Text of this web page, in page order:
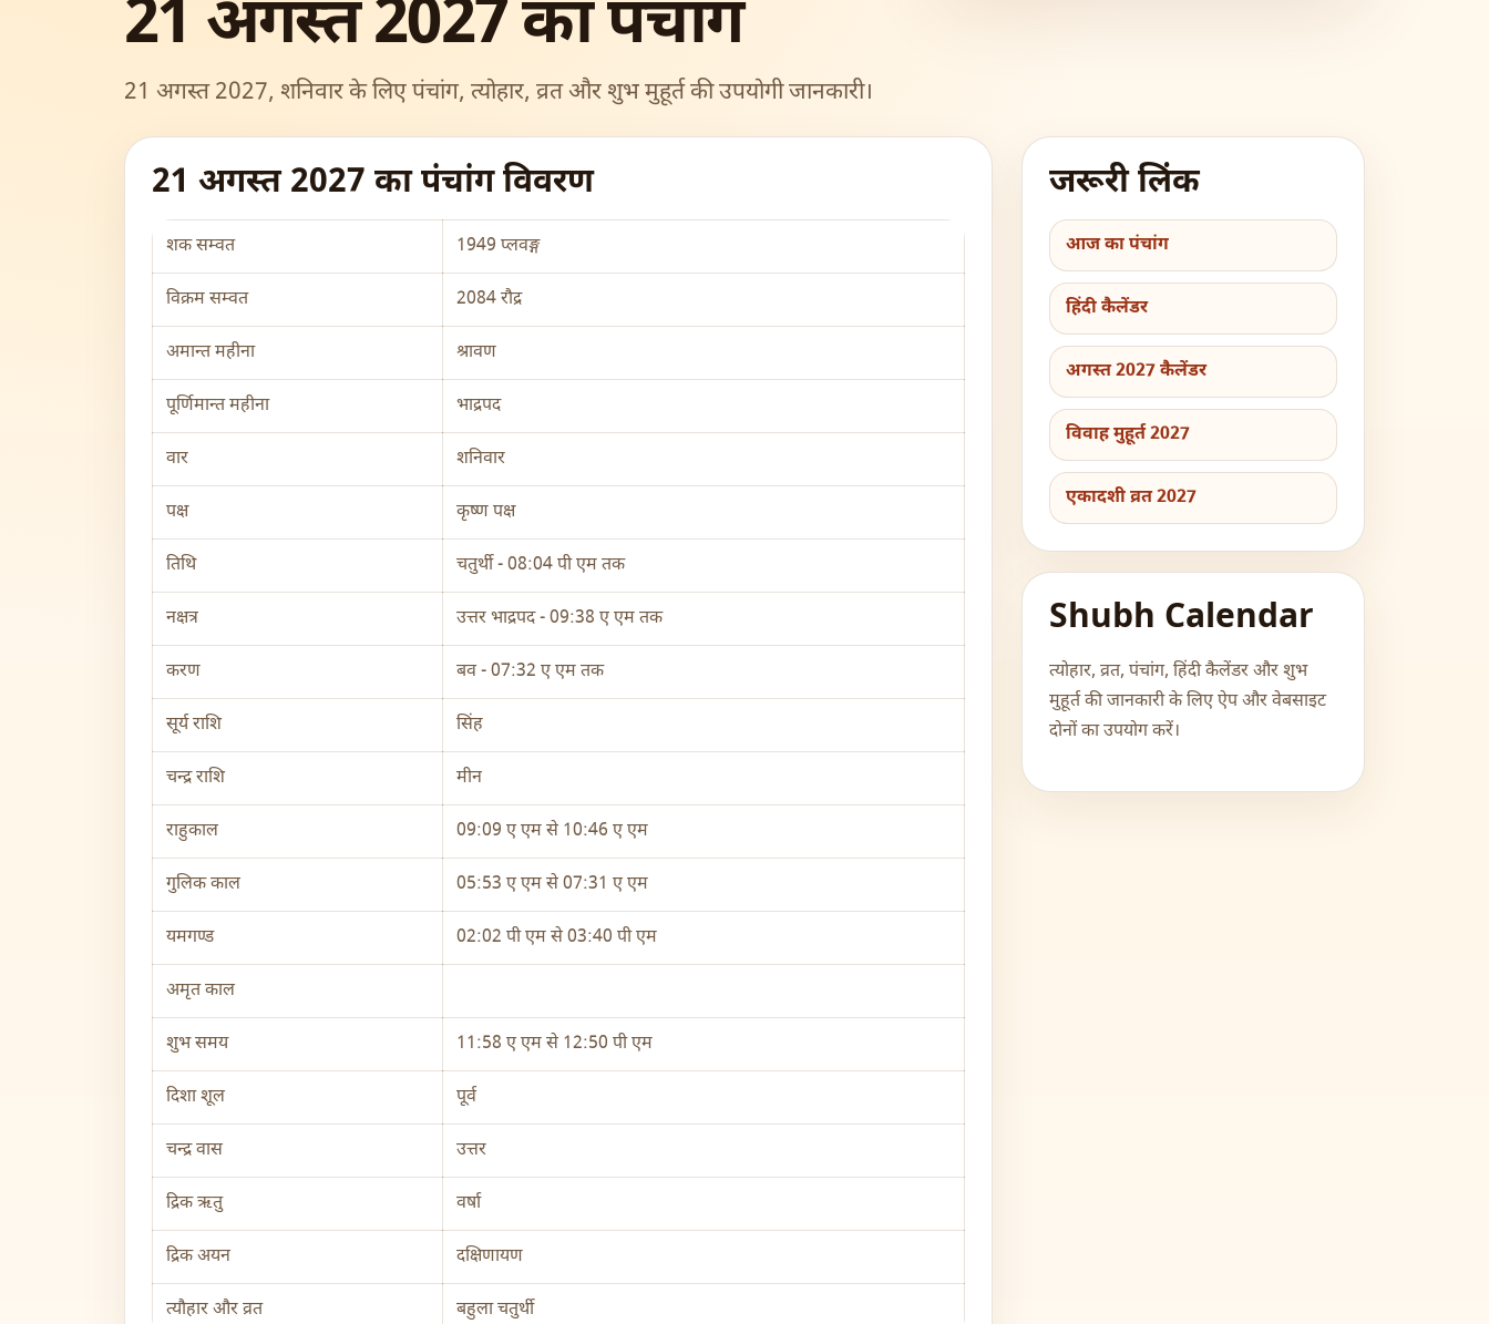
21 अगस्त 2027 का पंचांग
21 अगस्त 2027, शनिवार के लिए पंचांग, त्योहार, व्रत और शुभ मुहूर्त की उपयोगी जानकारी।
21 अगस्त 2027 का पंचांग विवरण
शक सम्वत 1949 प्लवङ्ग
विक्रम सम्वत 2084 रौद्र
अमान्त महीना श्रावण
पूर्णिमान्त महीना भाद्रपद
वार शनिवार
पक्ष कृष्ण पक्ष
तिथि चतुर्थी - 08:04 पी एम तक
नक्षत्र उत्तर भाद्रपद - 09:38 ए एम तक
करण बव - 07:32 ए एम तक
सूर्य राशि सिंह
चन्द्र राशि मीन
राहुकाल 09:09 ए एम से 10:46 ए एम
गुलिक काल 05:53 ए एम से 07:31 ए एम
यमगण्ड 02:02 पी एम से 03:40 पी एम
अमृत काल
शुभ समय 11:58 ए एम से 12:50 पी एम
दिशा शूल पूर्व
चन्द्र वास उत्तर
द्रिक ऋतु वर्षा
द्रिक अयन दक्षिणायण
त्यौहार और व्रत बहुला चतुर्थी
जरूरी लिंक
आज का पंचांग
हिंदी कैलेंडर
अगस्त 2027 कैलेंडर
विवाह मुहूर्त 2027
एकादशी व्रत 2027
Shubh Calendar
त्योहार, व्रत, पंचांग, हिंदी कैलेंडर और शुभ
मुहूर्त की जानकारी के लिए ऐप और वेबसाइट
दोनों का उपयोग करें।